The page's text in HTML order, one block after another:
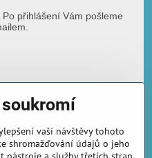
přihlášení Vám pošleme
vaší návštěvy tohoto
shromažďování údajů o jeho